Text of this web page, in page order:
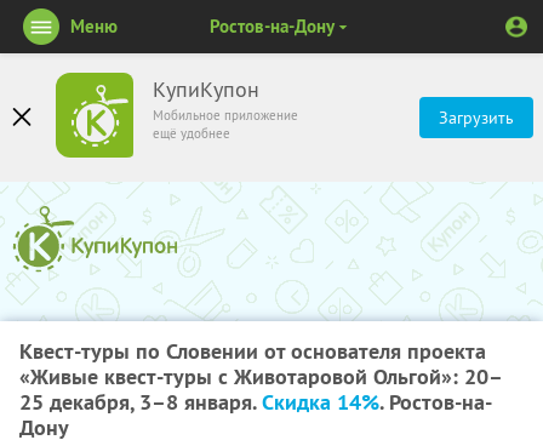
КупиКупон
Мобильное приложение
ещё удобнее
Загрузить
Меню Ростов-на-Дону
Квест-туры по Словении от основателя проекта
«Живые квест-туры с Животаровой Ольгой»: 20–
25 декабря, 3–8 января.Скидка 14%. Ростов-на-
Дону